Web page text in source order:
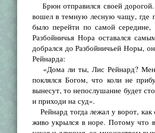
Брюн отправился своей
вошел в темную лесную чащу, где
было перейти по самой
Разбойничья Нора оставался
добрался до Разбойничьей Норы,
Рейнарда:
«Дома ли ты, Лис Рейнард? Меня
поклялся Богом, что коли не
вынесут, то непослушание будет
и приходи на суд».
Рейнард тогда лежал у ворот,
живо укрылся в норе. Потому что